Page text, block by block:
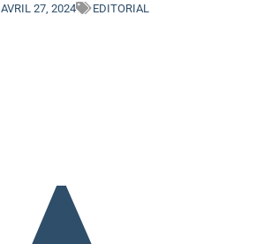
AVRIL 27, 2024 EDITORIAL